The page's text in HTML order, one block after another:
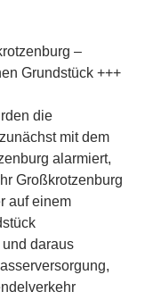
–
Grundstück +++
die
mit dem
alarmiert,
Großkrotzenburg
auf einem
daraus